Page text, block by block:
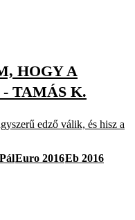
HOGY A
TAMÁS K.
edző válik, és hisz a
Euro 2016Eb 2016